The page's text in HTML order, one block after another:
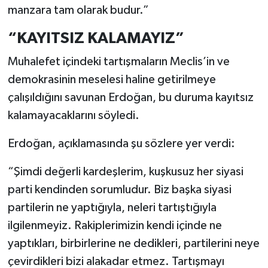
manzara tam olarak budur.”
“KAYITSIZ KALAMAYIZ”
Muhalefet içindeki tartışmaların Meclis’in ve
demokrasinin meselesi haline getirilmeye
çalışıldığını savunan Erdoğan, bu duruma kayıtsız
kalamayacaklarını söyledi.
Erdoğan, açıklamasında şu sözlere yer verdi:
“Şimdi değerli kardeşlerim, kuşkusuz her siyasi
parti kendinden sorumludur. Biz başka siyasi
partilerin ne yaptığıyla, neleri tartıştığıyla
ilgilenmeyiz. Rakiplerimizin kendi içinde ne
yaptıkları, birbirlerine ne dedikleri, partilerini neye
çevirdikleri bizi alakadar etmez. Tartışmayı